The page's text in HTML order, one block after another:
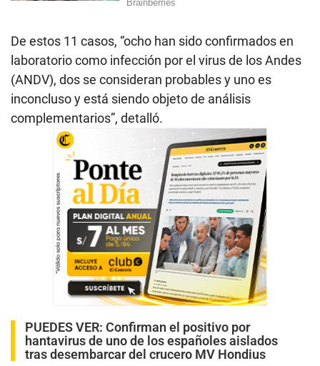
De estos 11 casos, “ocho han sido confirmados en
laboratorio como infección por el virus de los Andes
(ANDV), dos se consideran probables y uno es
inconcluso y está siendo objeto de análisis
complementarios”, detalló.
PUEDES VER: Confirman el positivo por
hantavirus de uno de los españoles aislados
tras desembarcar del crucero MV Hondius